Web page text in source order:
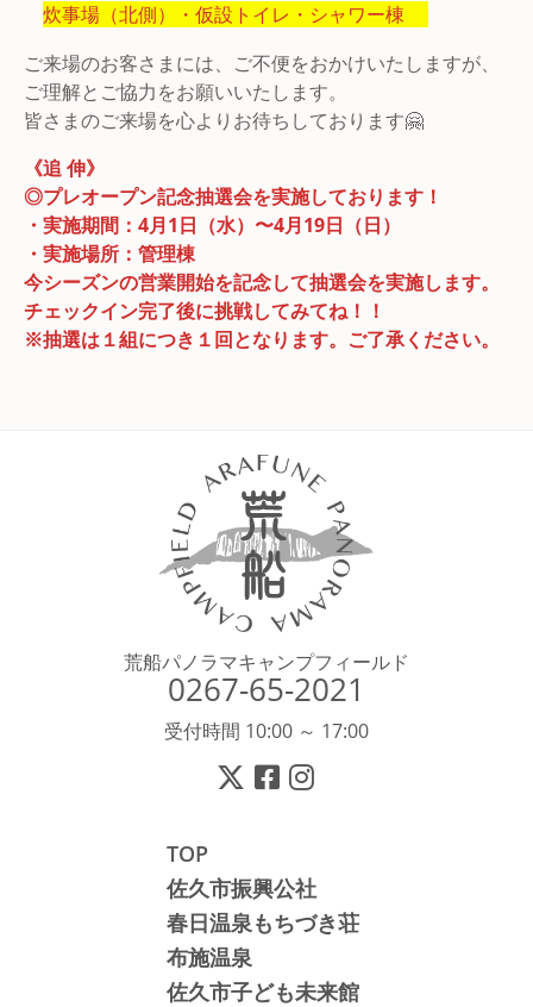
炊事場（北側）・仮設トイレ・シャワー棟
ご来場のお客さまには、ご不便をおかけいたしますが、
ご理解とご協力をお願いいたします。
皆さまのご来場を心よりお待ちしております🤗
《追 伸》
◎プレオープン記念抽選会を実施しております！
・実施期間：4月1日（水）〜4月19日（日）
・実施場所：管理棟
今シーズンの営業開始を記念して抽選会を実施します。
チェックイン完了後に挑戦してみてね！！
※抽選は１組につき１回となります。ご了承ください。
荒船パノラマキャンプフィールド
0267-65-2021
受付時間 10:00 ～ 17:00
TOP
佐久市振興公社
春日温泉もちづき荘
布施温泉
佐久市子ども未来館